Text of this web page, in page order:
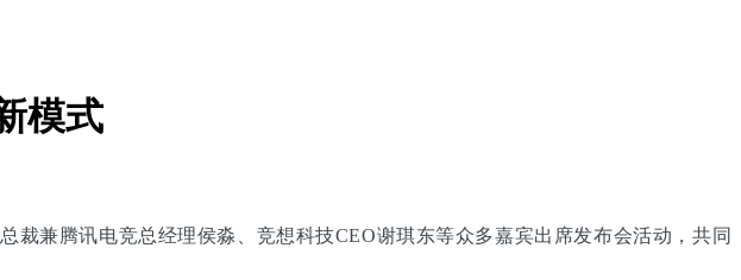
模式
兼腾讯电竞总经理侯淼、竞想科技CEO谢琪东等众多嘉宾出席发布会活动，共同